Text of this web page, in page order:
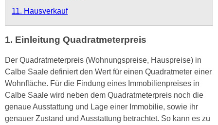
11. Hausverkauf
1. Einleitung Quadratmeterpreis
Der Quadratmeterpreis (Wohnungspreise, Hauspreise) in
Calbe Saale definiert den Wert für einen Quadratmeter einer
Wohnfläche. Für die Findung eines Immobilienpreises in
Calbe Saale wird neben dem Quadratmeterpreis noch die
genaue Ausstattung und Lage einer Immobilie, sowie ihr
genauer Zustand und Ausstattung betrachtet. So kann es zu